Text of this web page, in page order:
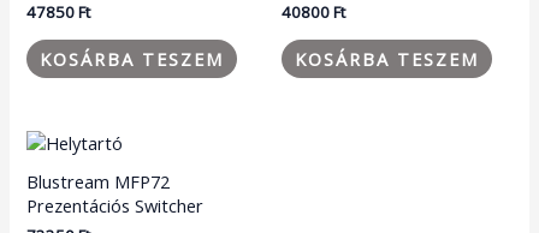
47850Ft
KOSÁRBA TESZEM
40800Ft
KOSÁRBA TESZEM
Blustream MFP72
Prezentációs Switcher